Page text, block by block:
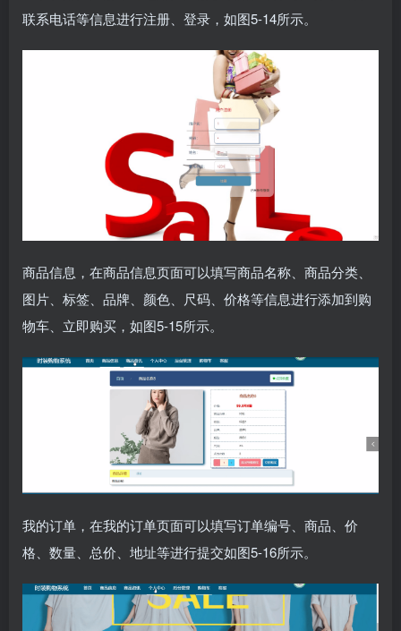
联系电话等信息进行注册、登录，如图5-14所示。
商品信息，在商品信息页面可以填写商品名称、商品分类、
图片、标签、品牌、颜色、尺码、价格等信息进行添加到购
物车、立即购买，如图5-15所示。
我的订单，在我的订单页面可以填写订单编号、商品、价
格、数量、总价、地址等进行提交如图5-16所示。